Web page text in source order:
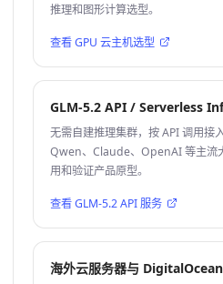
推理和图形计算选型。
查看 GPU 云主机选型
GLM-5.2 API / Serverless
无需自建推理集群，按 API 调用接
Qwen、Claude、OpenAI 等主流
用和验证产品原型。
查看 GLM-5.2 API 服务
海外云服务器与